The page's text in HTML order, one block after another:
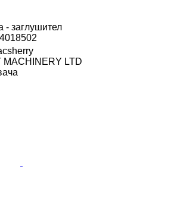
- заглушител
LTD